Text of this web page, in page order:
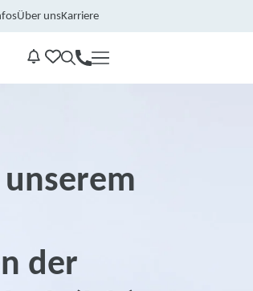
Über unsKarriere
Kontakt
der